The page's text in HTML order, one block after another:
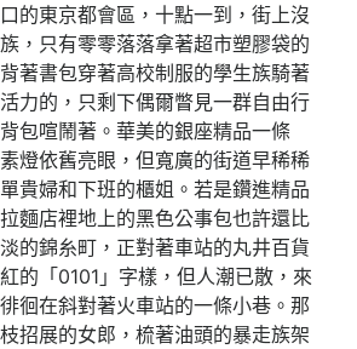
東京都會區，十點一到，街上沒
，只有零零落落拿著超市塑膠袋的
著書包穿著高校制服的學生族騎著
力的，只剩下偶爾瞥見一群自由行
包喧鬧著。華美的銀座精品一條
燈依舊亮眼，但寬廣的街道早稀稀
貴婦和下班的櫃姐。若是鑽進精品
麵店裡地上的黑色公事包也許還比
的錦糸町，正對著車站的丸井百貨
的「0101」字樣，但人潮已散，來
徊在斜對著火車站的一條小巷。那
招展的女郎，梳著油頭的暴走族架